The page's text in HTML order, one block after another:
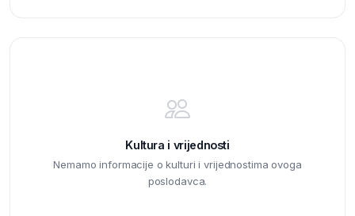
Kultura i vrijednosti
Nemamo informacije o kulturi i vrijednostima ovoga
poslodavca.